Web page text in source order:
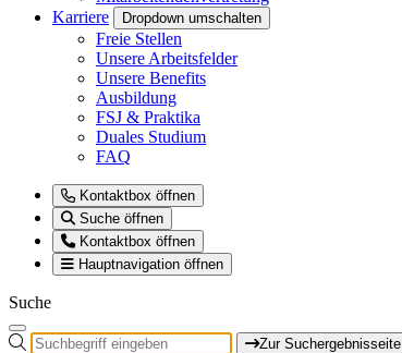
Karriere
Dropdown umschalten
Freie Stellen
Unsere Arbeitsfelder
Unsere Benefits
Ausbildung
FSJ & Praktika
Duales Studium
FAQ
Kontaktbox öffnen
Suche öffnen
Kontaktbox öffnen
Hauptnavigation öffnen
Suche
Zur Suchergebnisseite